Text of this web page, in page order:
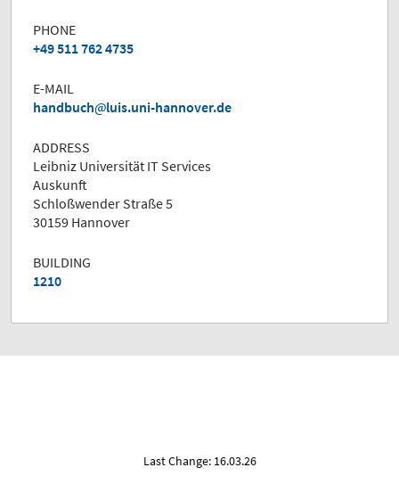
PHONE
+49 511 762 4735
E-MAIL
handbuch
luis.uni-hannover.de
ADDRESS
Leibniz Universität IT Services
Auskunft
Schloßwender Straße 5
30159 Hannover
BUILDING
1210
Last Change: 16.03.26